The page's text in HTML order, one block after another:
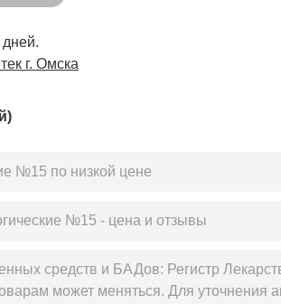
дней.
г. Омска
№15 по низкой цене
№15 - цена и отзывы
средств и БАДов: Регистр
может меняться. Для уточнения